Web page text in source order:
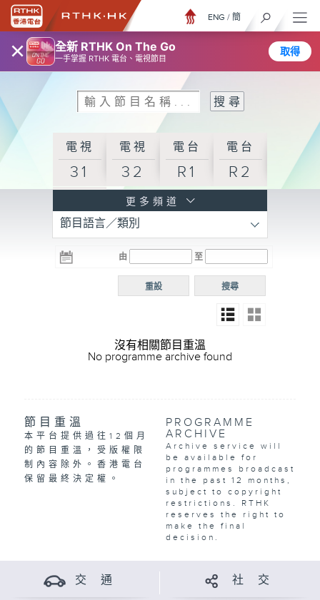
× 全新 RTHK On The Go
一手掌握 RTHK 電台、電視節目
取得
ENG / 簡
電視
31
電視
32
電台
R1
電台
R2
R3
電台 電台
R5
電台
普通
更多頻道
節目語言／類別
由 至
搜尋
重設
沒有相關節目重溫
No programme archive found
節目重溫
本平台提供過往12個月
的節目重溫，受版權限
制內容除外。香港電台
保留最終決定權。
PROGRAMME
ARCHIVE
Archive service will
be available for
programmes broadcast
in the past 12 months,
subject to copyright
restrictions. RTHK
reserves the right to
make the final
decision.
交 通 社 交